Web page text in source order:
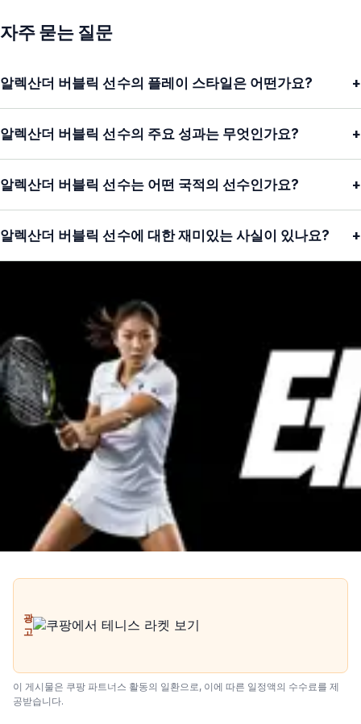
자주 묻는 질문
알렉산더 버블릭 선수의 플레이 스타일은 어떤가요? +
알렉산더 버블릭 선수의 주요 성과는 무엇인가요? +
알렉산더 버블릭 선수는 어떤 국적의 선수인가요? +
알렉산더 버블릭 선수에 대한 재미있는 사실이 있나요? +
광
고
이 게시물은 쿠팡 파트너스 활동의 일환으로, 이에 따른 일정액의 수수료를 제
공받습니다.